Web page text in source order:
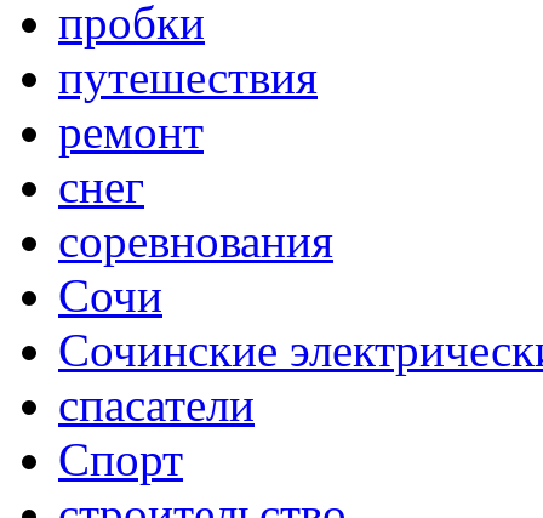
пробки
путешествия
ремонт
снег
соревнования
Сочи
Сочинские
спасатели
Спорт